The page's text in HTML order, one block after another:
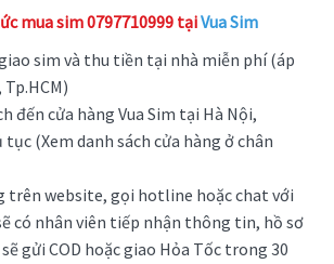
mua sim 0797710999 tạiVua Sim
sim và thu tiền tại nhà miễn phí (áp
đến cửa hàng Vua Sim tại Hà Nội,
(Xem danh sách cửa hàng ở chân
trên website, gọi hotline hoặc chat với
có nhân viên tiếp nhận thông tin, hồ sơ
gửi COD hoặc giao Hỏa Tốc trong 30